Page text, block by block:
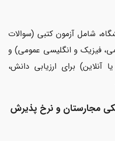
شامل آزمون کتبی (سوالات
فیزیک و انگلیسی عمومی) و
برای ارزیابی دانش،
مجارستان و نرخ پذیرش